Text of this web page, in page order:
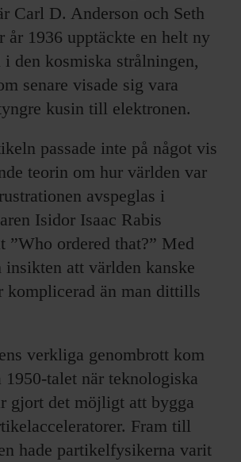
Carl D. Anderson och Seth
år 1936 upptäckte en helt ny
den kosmiska strålningen,
senare visade sig vara
kusin till elektronen.
passade inte på något vis
teorin om hur världen var
avspeglas i
Isidor Isaac Rabis
”Who ordered that?” Med
insikten att världen kanske
komplicerad än man dittills
verkliga genombrott kom
1950-talet när teknologiska
gjort det möjligt att bygga
Fram till
hade partikelfysikerna varit